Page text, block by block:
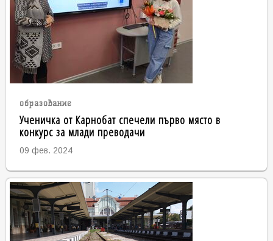
образование
Ученичка от Карнобат спечели първо място в
конкурс за млади преводачи
09 фев. 2024